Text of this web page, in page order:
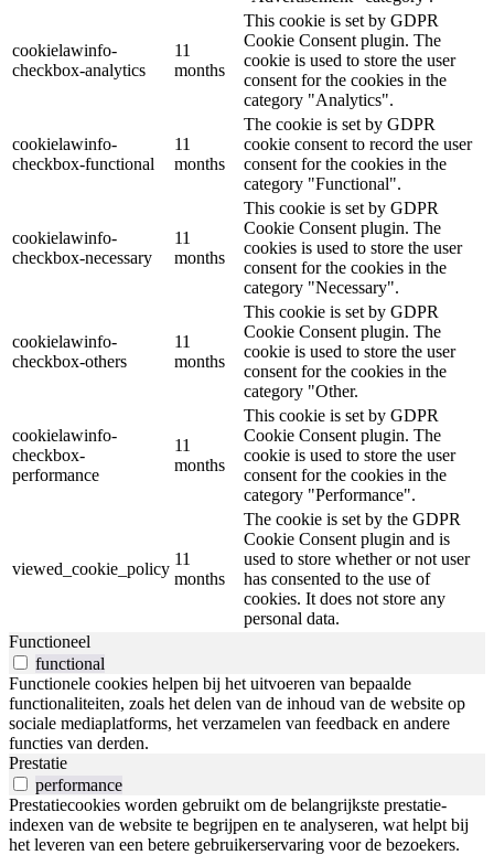
cookielawinfo-
checkbox-analytics
11
months
This cookie is set by GDPR
Cookie Consent plugin. The
cookie is used to store the user
consent for the cookies in the
category "Analytics".
cookielawinfo-
checkbox-functional
11
months
The cookie is set by GDPR
cookie consent to record the user
consent for the cookies in the
category "Functional".
cookielawinfo-
checkbox-necessary
11
months
This cookie is set by GDPR
Cookie Consent plugin. The
cookies is used to store the user
consent for the cookies in the
category "Necessary".
cookielawinfo-
checkbox-others
11
months
This cookie is set by GDPR
Cookie Consent plugin. The
cookie is used to store the user
consent for the cookies in the
category "Other.
cookielawinfo-
checkbox-
performance
11
months
This cookie is set by GDPR
Cookie Consent plugin. The
cookie is used to store the user
consent for the cookies in the
category "Performance".
viewed_cookie_policy
11
months
The cookie is set by the GDPR
Cookie Consent plugin and is
used to store whether or not user
has consented to the use of
cookies. It does not store any
personal data.
Functioneel
functional
Functionele cookies helpen bij het uitvoeren van bepaalde
functionaliteiten, zoals het delen van de inhoud van de website op
sociale mediaplatforms, het verzamelen van feedback en andere
functies van derden.
Prestatie
performance
Prestatiecookies worden gebruikt om de belangrijkste prestatie-
indexen van de website te begrijpen en te analyseren, wat helpt bij
het leveren van een betere gebruikerservaring voor de bezoekers.